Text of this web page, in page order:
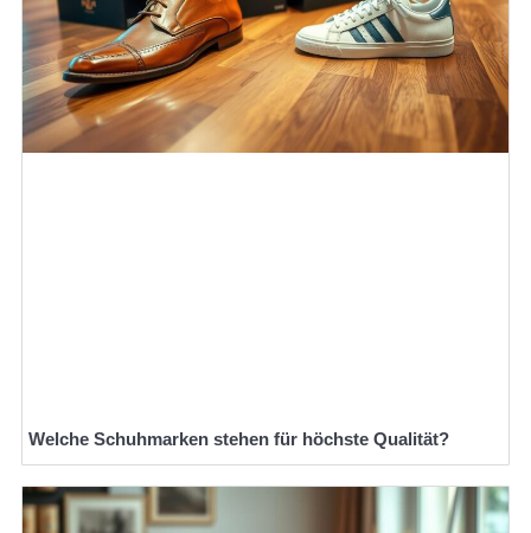
Welche Schuhmarken stehen für höchste Qualität?